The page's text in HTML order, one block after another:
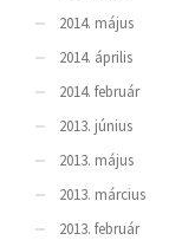
2014. május
2014. április
2014. február
2013. június
2013. május
2013. március
2013. február